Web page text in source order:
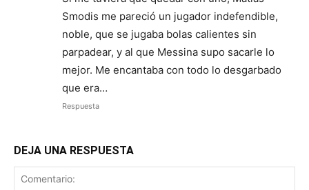
Smodis me pareció un jugador indefendible,
noble, que se jugaba bolas calientes sin
parpadear, y al que Messina supo sacarle lo
mejor. Me encantaba con todo lo desgarbado
que era…
Respuesta
DEJA UNA RESPUESTA